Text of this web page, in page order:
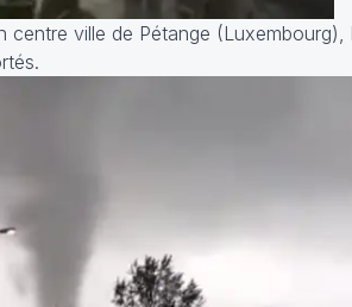
ville de Pétange